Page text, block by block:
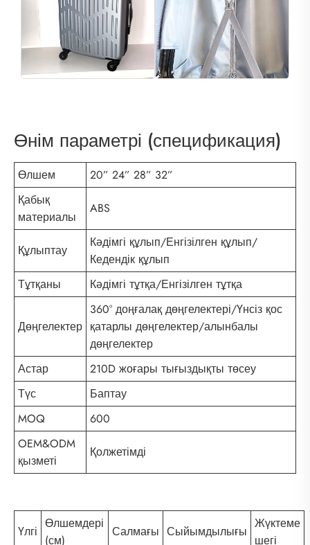
Өнім параметрі (спецификация)
Өлшем
20” 24” 28” 32”
Қабық
материалы
ABS
Құлыптау
Кәдімгі құлып/Енгізілген құлып/
Кедендік құлып
Тұтқаны
Кәдімгі тұтқа/Енгізілген тұтқа
Дөңгелектер
360° доңғалақ дөңгелектері/Үнсіз қос
қатарлы дөңгелектер/алынбалы
дөңгелектер
Астар
210D жоғары тығыздықты төсеу
Түс
Баптау
MOQ
600
OEM&ODM
қызметі
Қолжетімді
Үлгі
Өлшемдері
(см)
Салмағы Сыйымдылығы
Жүктеме
шегі